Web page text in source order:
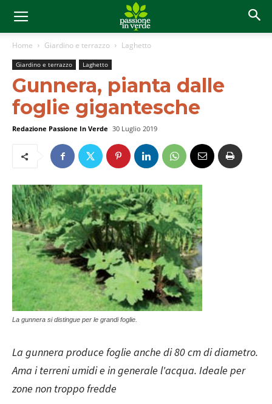
Home Giardino e terrazzo Laghetto
Giardino e terrazzo Laghetto
Gunnera, pianta dalle
foglie gigantesche
Redazione Passione In Verde 30 Luglio 2019
La gunnera si distingue per le grandi foglie.
La gunnera produce foglie anche di 80 cm di diametro.
Ama i terreni umidi e in generale l'acqua. Ideale per
zone non troppo fredde